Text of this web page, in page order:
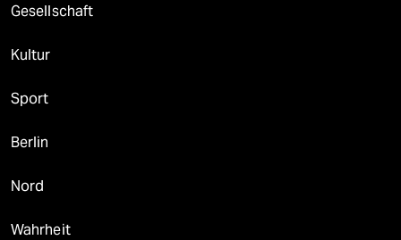
Gesellschaft
Kultur
Sport
Berlin
Nord
Wahrheit